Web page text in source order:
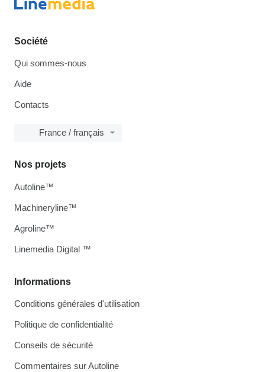
Société
Qui sommes-nous
Aide
Contacts
France / français
Informations
Conditions générales d'utilisation
Politique de confidentialité
Conseils de sécurité
Commentaires sur Autoline
Nos projets
Autoline™
Machineryline™
Agroline™
Linemedia Digital ™